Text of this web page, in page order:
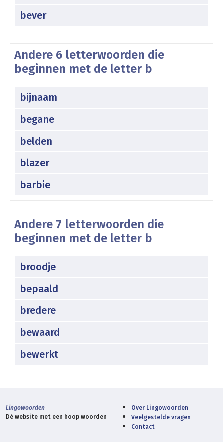
bever
Andere 6 letterwoorden die
beginnen met de letter b
bijnaam
begane
belden
blazer
barbie
Andere 7 letterwoorden die
beginnen met de letter b
broodje
bepaald
bredere
bewaard
bewerkt
Lingowoorden
Dé website met een hoop woorden
Over Lingowoorden
Veelgestelde vragen
Contact